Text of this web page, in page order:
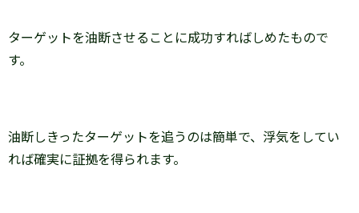
ターゲットを油断させることに成功すればしめたもので
す。
油断しきったターゲットを追うのは簡単で、浮気をしてい
れば確実に証拠を得られます。